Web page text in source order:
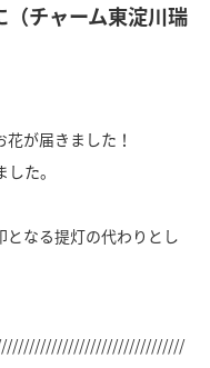
チャーム東淀川瑞
が届きました！
た。
となる提灯の代わりとし